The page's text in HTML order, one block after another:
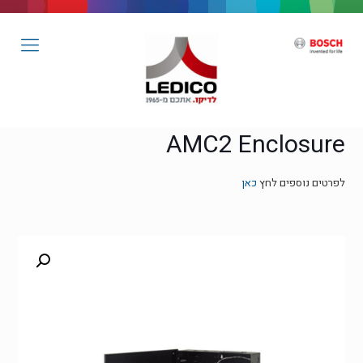
AMC2 Enclosure
לפרטים נוספים לחץ כאן